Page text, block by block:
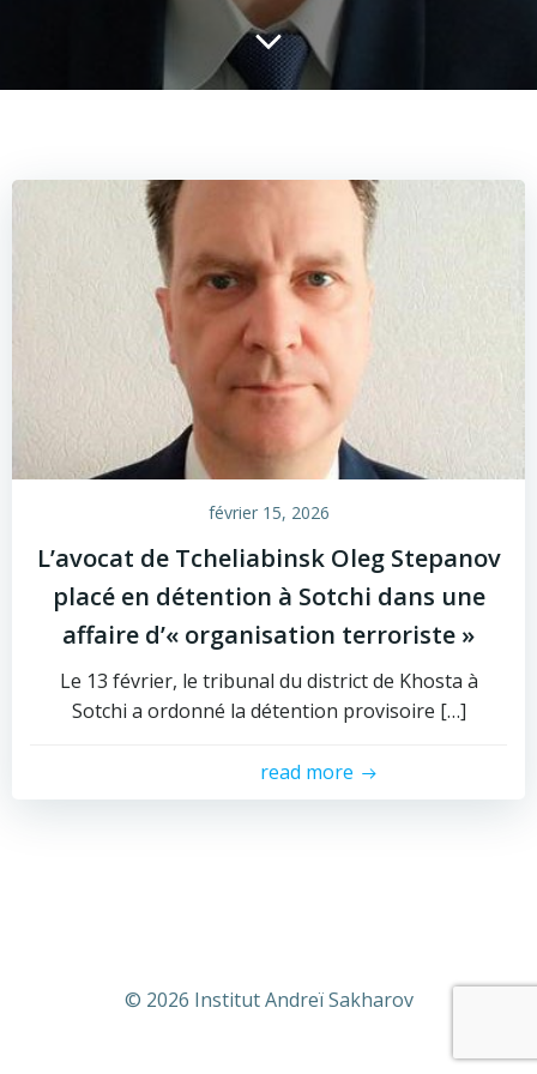
février 15, 2026
L’avocat de Tcheliabinsk Oleg Stepanov
placé en détention à Sotchi dans une
affaire d’« organisation terroriste »
Le 13 février, le tribunal du district de Khosta à
Sotchi a ordonné la détention provisoire […]
read more
© 2026 Institut Andreï Sakharov